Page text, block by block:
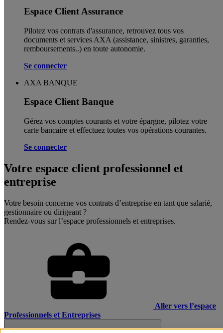
Espace Client Assurance
Pilotez vos contrats d'assurance, retrouvez tous vos
documents et services AXA (assistance, sinistres, garanties,
remboursements..) en toute autonomie. ​
Se connecter
AXA BANQUE
Espace Client Banque
Gérez vos comptes courants et votre épargne, pilotez votre
carte bancaire et effectuez toutes vos opérations courantes.
Se connecter
Votre espace client professionnel et
entreprise
Votre besoin concerne vos contrats d’entreprise en tant que salarié,
gestionnaire ou dirigeant ?
Rendez-vous sur l’espace professionnels et entreprises.
Aller vers l’espace
Professionnels et Entreprises